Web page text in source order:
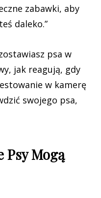
zabawki, aby
daleko.”
psa w
jak reagują, gdy
w kamerę
swojego psa,
Psy Mogą